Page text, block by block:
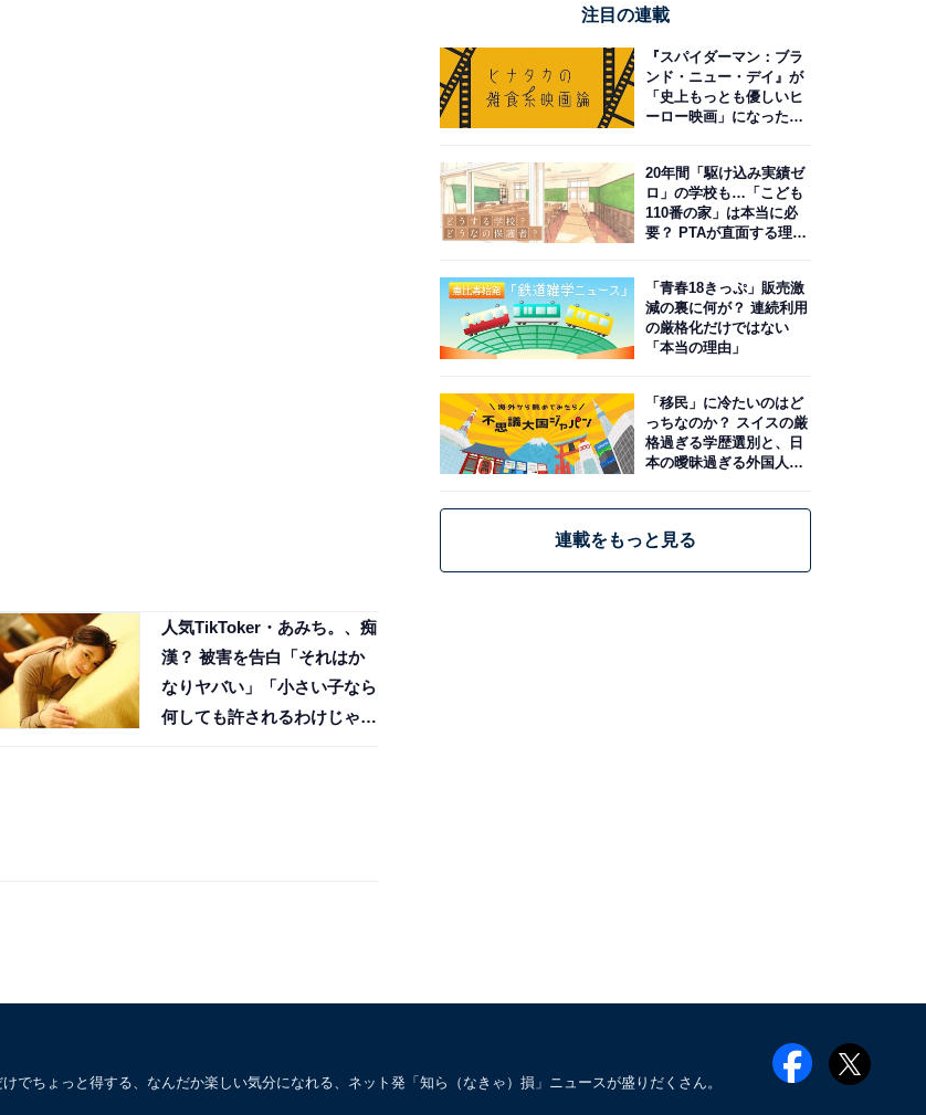
人気TikToker・あみち。、痴
漢？ 被害を告白「それはか
なりヤバい」「小さい子なら
何しても許されるわけじゃな
注目の連載
『スパイダーマン：ブラ
ンド・ニュー・デイ』が
「史上もっとも優しいヒ
ーロー映画」になった理
20年間「駆け込み実績ゼ
ロ」の学校も…「こども
110番の家」は本当に必
要？ PTAが直面する理想
「青春18きっぷ」販売激
減の裏に何が？ 連続利用
の厳格化だけではない
「本当の理由」
「移民」に冷たいのはど
っちなのか？ スイスの厳
格過ぎる学歴選別と、日
本の曖昧過ぎる外国人政
連載をもっと見る
ちょっと得する、なんだか楽しい気分になれる、ネット発「知ら（なきゃ）損」ニュースが盛りだくさん。